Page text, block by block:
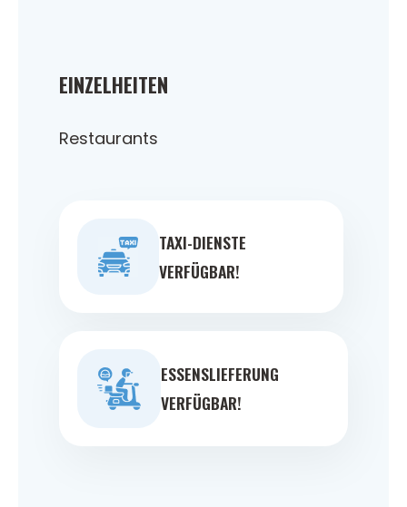
EINZELHEITEN
Restaurants
TAXI-DIENSTE
VERFÜGBAR!
ESSENSLIEFERUNG
VERFÜGBAR!